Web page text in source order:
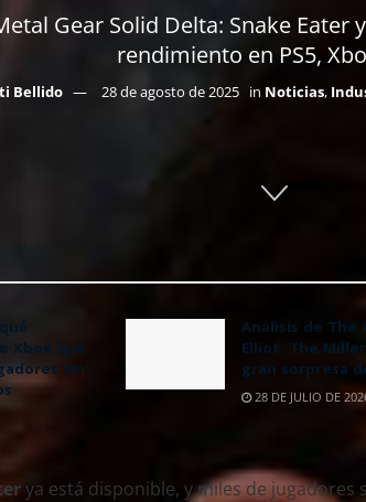
Gear Solid Delta: Snake
rendimiento en PS5,
Bellido 28 de agosto de 2025 in Noticias,
Xbox que
sin
Análisis de
Elliot: The
gran sorpresa
28 DE JULIO DE
ya está disponible, y miles de jugadores